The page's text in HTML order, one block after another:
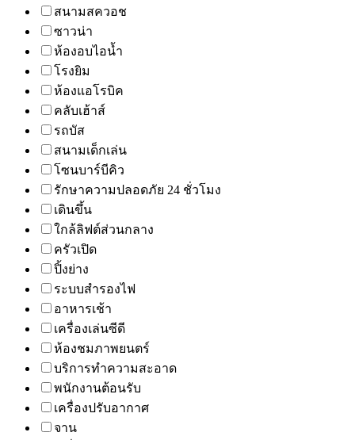
สนามสควอช
ซาวน่า
ห้องอบไอน้ำ
โรงยิม
ห้องแอโรบิค
คลับเฮ้าส์
รถบัส
สนามเด็กเล่น
โซนบาร์บีคิว
รักษาความปลอดภัย 24 ชั่วโมง
เดินขึ้น
ใกล้ลิฟต์ส่วนกลาง
ครัวเปิด
ปิ้งย่าง
ระบบสำรองไฟ
อาหารเช้า
เครื่องเล่นซีดี
ห้องชมภาพยนตร์
บริการทำความสะอาด
พนักงานต้อนรับ
เครื่องปรับอากาศ
จาน